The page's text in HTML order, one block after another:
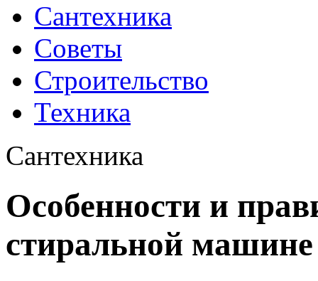
Сантехника
Советы
Строительство
Техника
Сантехника
Особенности и
стиральной машине